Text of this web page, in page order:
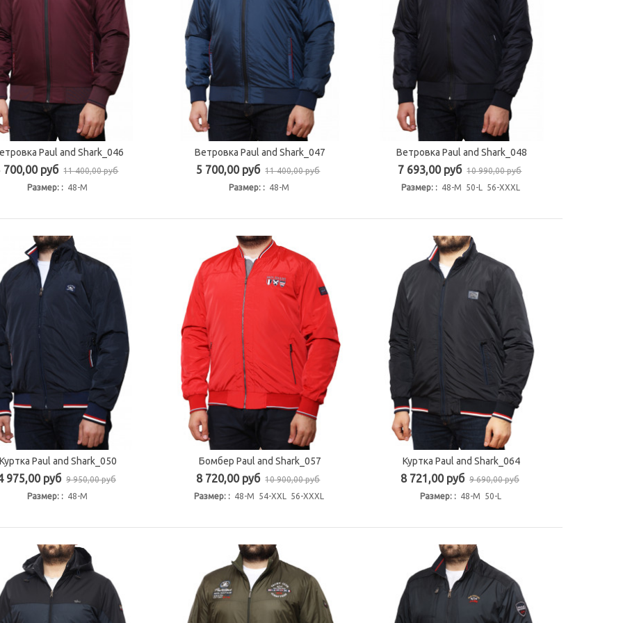
Быстрый просмотр
Paul and Shark_046
700,00 руб 11 400,00 руб
Размер: : 48-M
Быстрый просмотр
Ветровка Paul and Shark_047
5 700,00 руб 11 400,00 руб
Размер: : 48-M
Быстрый просмотр
Ветровка Paul and Shark_048
7 693,00 руб 10 990,00 руб
Размер: : 48-M 50-L 56-XXXL
Быстрый просмотр
Куртка Paul and Shark_050
975,00 руб 9 950,00 руб
Размер: : 48-M
Быстрый просмотр
Бомбер Paul and Shark_057
8 720,00 руб 10 900,00 руб
Размер: : 48-M 54-XXL 56-XXXL
Быстрый просмотр
Куртка Paul and Shark_064
8 721,00 руб 9 690,00 руб
Размер: : 48-M 50-L